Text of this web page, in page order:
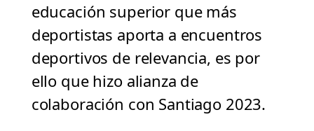
educación superior que más
deportistas aporta a encuentros
deportivos de relevancia, es por
ello que hizo alianza de
colaboración con Santiago 2023.